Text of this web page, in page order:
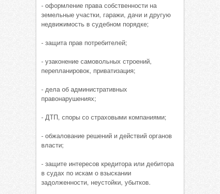
- оформление права собственности на
земельные участки, гаражи, дачи и другую
недвижимость в судебном порядке;
- защита прав потребителей;
- узаконение самовольных строений,
перепланировок, приватизация;
- дела об административных
правонарушениях;
- ДТП, споры со страховыми компаниями;
- обжалование решений и действий органов
власти;
- защите интересов кредитора или дебитора
в судах по искам о взыскании
задолженности, неустойки, убытков.